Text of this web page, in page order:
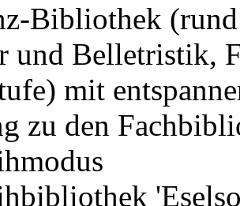
Bibliothek
und Belletristik,
mit
zu den